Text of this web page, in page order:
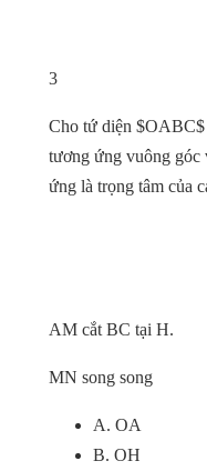
3
Cho tứ diện
tương ứng vuông
ứng là trọng tâm của
AM cắt BC tại H.
MN song song
A. OA
B. OH